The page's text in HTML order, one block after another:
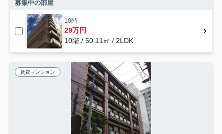
募集中の部屋
10階
29万円
10階 / 50.11㎡ / 2LDK
賃貸マンション